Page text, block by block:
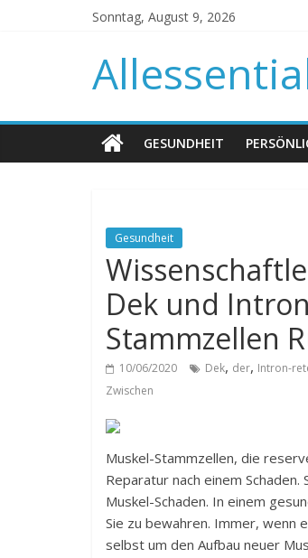
Sonntag, August 9, 2026
GESUNDHEIT
Gesundheit
Dek und
Stammzellen
10/06/2020 Dek, der, Intron-
Zwischen
Muskel-Stammzellen, die
Reparatur nach einem
Muskel-Schaden. In einem
Sie zu bewahren. Immer, wenn
selbst um den Aufbau neuer